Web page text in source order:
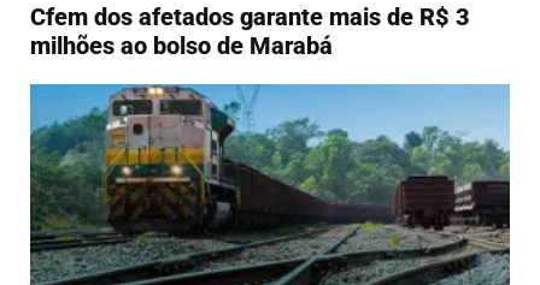
Cfem dos afetados garante mais de R$ 3
milhões ao bolso de Marabá